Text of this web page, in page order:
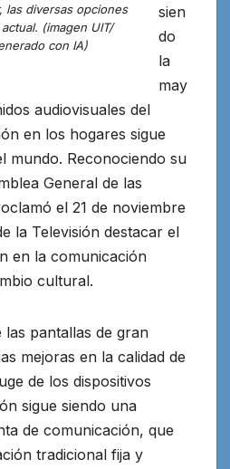
las diversas opciones
(imagen UIT/
con IA)
sien
do
la
may
audiovisuales del
en los hogares sigue
mundo. Reconociendo su
General de las
el 21 de noviembre
la Televisión destacar el
en la comunicación
cultural.
pantallas de gran
mejoras en la calidad de
de los dispositivos
sigue siendo una
de comunicación, que
tradicional fija y